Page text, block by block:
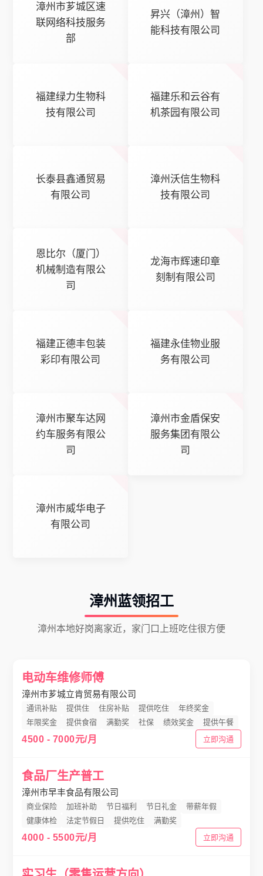
漳州市芗城区速
联网络科技服务
部
昇兴（漳州）智
能科技有限公司
福建绿力生物科
技有限公司
福建乐和云谷有
机茶园有限公司
长泰县鑫通贸易
有限公司
漳州沃信生物科
技有限公司
恩比尔（厦门）
机械制造有限公
司
龙海市辉速印章
刻制有限公司
福建正德丰包装
彩印有限公司
福建永佳物业服
务有限公司
漳州市聚车达网
约车服务有限公
司
漳州市金盾保安
服务集团有限公
司
漳州市威华电子
有限公司
漳州蓝领招工
漳州本地好岗离家近，家门口上班吃住很方便
电动车维修师傅
漳州市芗城立肯贸易有限公司
通讯补贴 提供住 住房补贴 提供吃住
年终奖金
年限奖金
提供食宿 满勤奖 社保 绩效奖金 提供午餐
4500 - 7000元/月 立即沟通
食品厂生产普工
漳州市早丰食品有限公司
商业保险 加班补助 节日福利 节日礼金
带薪年假
健康体检
法定节假日 提供吃住 满勤奖
4000 - 5500元/月 立即沟通